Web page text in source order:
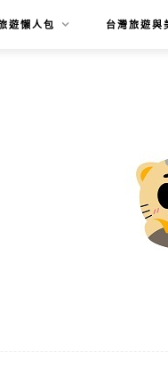
遊懶人包 台灣旅遊與